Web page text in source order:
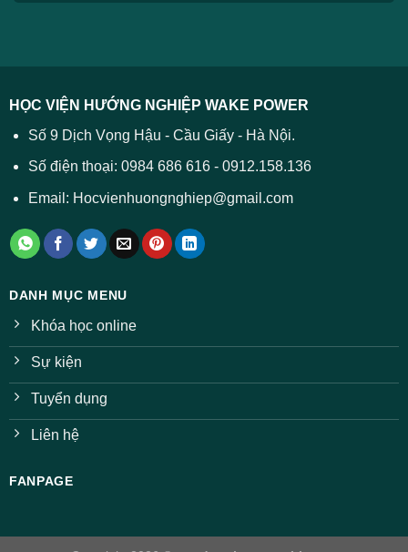
HỌC VIỆN HƯỚNG NGHIỆP WAKE POWER
Số 9 Dịch Vọng Hậu - Cầu Giấy - Hà Nội.
Số điện thoại: 0984 686 616 - 0912.158.136
Email: Hocvienhuongnghiep@gmail.com
DANH MỤC MENU
Khóa học online
Sự kiện
Tuyển dụng
Liên hệ
FANPAGE